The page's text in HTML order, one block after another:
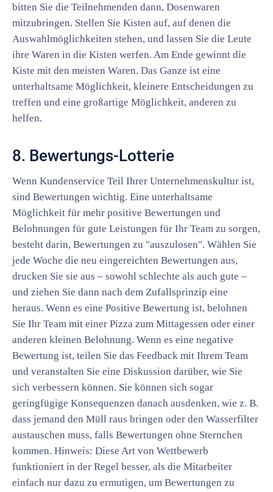
bitten Sie die Teilnehmenden dann, Dosenwaren
mitzubringen. Stellen Sie Kisten auf, auf denen die
Auswahlmöglichkeiten stehen, und lassen Sie die Leute
ihre Waren in die Kisten werfen. Am Ende gewinnt die
Kiste mit den meisten Waren. Das Ganze ist eine
unterhaltsame Möglichkeit, kleinere Entscheidungen zu
treffen und eine großartige Möglichkeit, anderen zu
helfen.
8. Bewertungs-Lotterie
Wenn Kundenservice Teil Ihrer Unternehmenskultur ist,
sind Bewertungen wichtig. Eine unterhaltsame
Möglichkeit für mehr positive Bewertungen und
Belohnungen für gute Leistungen für Ihr Team zu sorgen,
besteht darin, Bewertungen zu "auszulosen". Wählen Sie
jede Woche die neu eingereichten Bewertungen aus,
drucken Sie sie aus – sowohl schlechte als auch gute –
und ziehen Sie dann nach dem Zufallsprinzip eine
heraus. Wenn es eine Positive Bewertung ist, belohnen
Sie Ihr Team mit einer Pizza zum Mittagessen oder einer
anderen kleinen Belohnung. Wenn es eine negative
Bewertung ist, teilen Sie das Feedback mit Ihrem Team
und veranstalten Sie eine Diskussion darüber, wie Sie
sich verbessern können. Sie können sich sogar
geringfügige Konsequenzen danach ausdenken, wie z. B.
dass jemand den Müll raus bringen oder den Wasserfilter
austauschen muss, falls Bewertungen ohne Sternchen
kommen. Hinweis: Diese Art von Wettbewerb
funktioniert in der Regel besser, als die Mitarbeiter
einfach nur dazu zu ermutigen, um Bewertungen zu